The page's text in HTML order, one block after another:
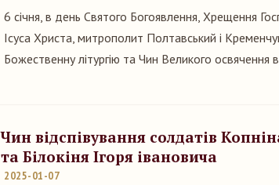
6 січня, в день Святого Богоявлення, Хрещення
Ісуса Христа, митрополит Полтавський і
Божественну літургію та Чин Великого освячення
Чин відспівування солдатів
та Білокіня Ігоря івановича
2025-01-07